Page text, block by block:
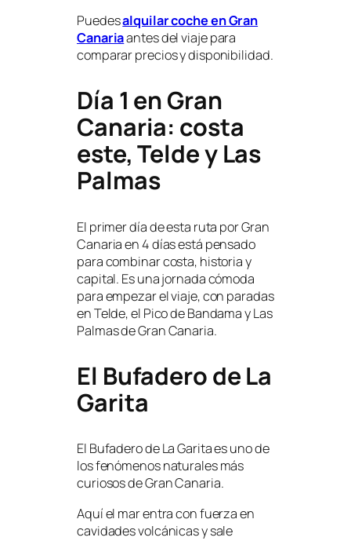
Puedesalquilar coche en Gran
Canariaantes del viaje para
comparar precios y disponibilidad.
Día 1 en Gran
Canaria: costa
este, Telde y Las
Palmas
El primer día de esta ruta por Gran
Canaria en 4 días está pensado
para combinar costa, historia y
capital. Es una jornada cómoda
para empezar el viaje, con paradas
en Telde, el Pico de Bandama y Las
Palmas de Gran Canaria.
El Bufadero de La
Garita
El Bufadero de La Garita es uno de
los fenómenos naturales más
curiosos de Gran Canaria.
Aquí el mar entra con fuerza en
cavidades volcánicas y sale